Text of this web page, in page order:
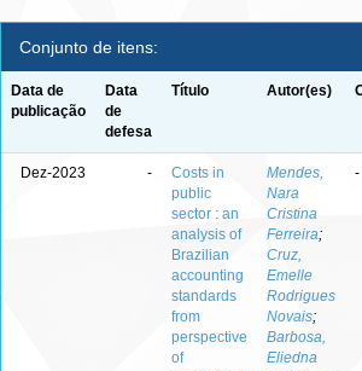
Conjunto de itens:
Data de
publicação
Data
de
defesa
Título Autor(es)
Dez-2023 -
Costs in
public
sector : an
analysis of
Brazilian
accounting
standards
from
perspective
of
Mendes,
Nara
Cristina
Ferreira;
Cruz,
Emelle
Rodrigues
Novais;
Barbosa,
Eliedna
-